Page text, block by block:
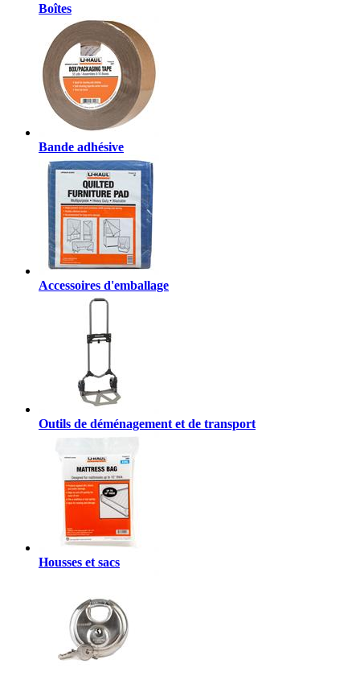
Boîtes
Bande adhésive
Accessoires d'emballage
Outils de déménagement et de transport
Housses et sacs